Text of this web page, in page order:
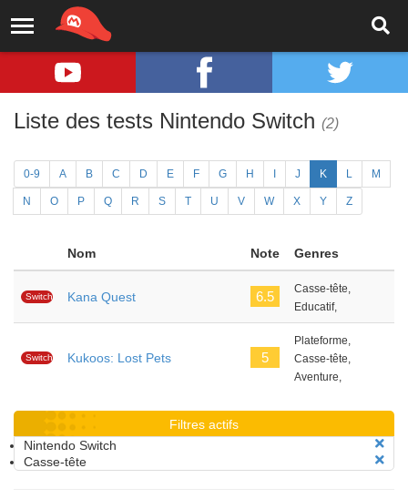
Liste des tests Nintendo Switch (2)
0-9 A B C D E F G H J K L M
N O P Q R S T U V W X Y Z
Nom Note Genres
Switch Kana Quest 6.5
Casse-tête,
Educatif,
Switch Kukoos: Lost Pets 5
Plateforme,
Casse-tête,
Aventure,
Filtres actifs
Nintendo Switch
Casse-tête